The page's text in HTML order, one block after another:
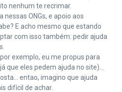
nenhum te recrimar.
nessas ONGs, e apoio aos
E acho mesmo que estando
com isso também: pedir ajuda
por exemplo, eu me propus para
que eles pedem ajuda no site)…
entao, imagino que ajuda
difícil de achar.